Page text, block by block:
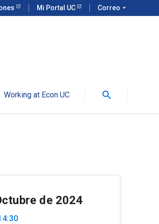
Mi Portal UC Correo arrow_drop_down
Working at Econ UC search
de 2024